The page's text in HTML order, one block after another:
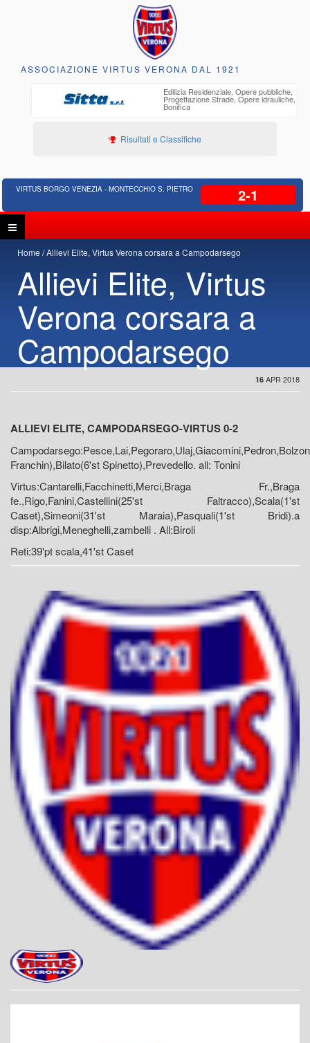
ASSOCIAZIONE VIRTUS VERONA DAL 1921
Edilizia Residenziale, Opere pubbliche,
Progettazione Strade, Opere idrauliche,
Bonifica
Risultati e Classifiche
VIRTUS BORGO VENEZIA - MONTECCHIO S. PIETRO 2-1
Home Allievi Elite, Virtus Verona corsara a Campodarsego
Allievi Elite, Virtus
Verona corsara a
Campodarsego
16 APR 2018
ALLIEVI ELITE, CAMPODARSEGO-VIRTUS 0-2
Franchin),Bilato(6'st Spinetto),Prevedello. all: Tonini
Virtus:Cantarelli,Facchinetti,Merci,Braga Fr.,Braga
fe.,Rigo,Fanini,Castellini(25'st Faltracco),Scala(1'st
Caset),Simeoni(31'st Maraia),Pasquali(1'st Bridi).a
disp:Albrigi,Meneghelli,zambelli . All:Biroli
Reti:39'pt scala,41'st Caset